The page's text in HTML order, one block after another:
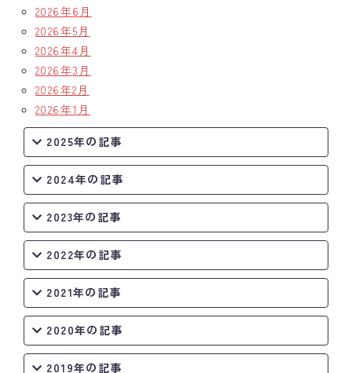
2026年6月
2026年5月
2026年4月
2026年3月
2026年2月
2026年1月
2025年の記事
2024年の記事
2023年の記事
2022年の記事
2021年の記事
2020年の記事
2019年の記事